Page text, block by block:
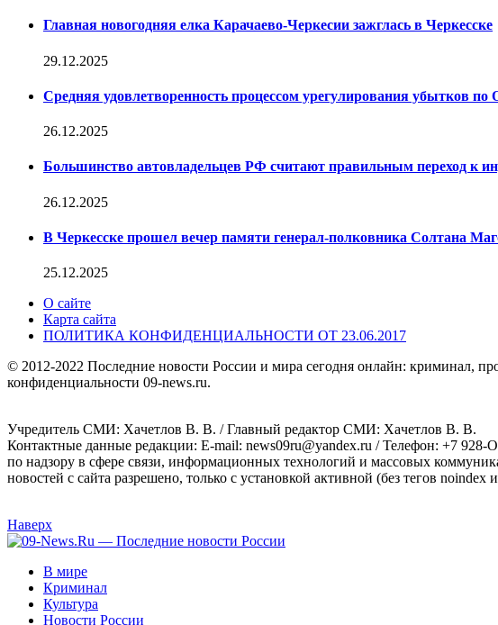
Главная новогодняя елка Карачаево-Черкесии зажглась в Черкесске
29.12.2025
Средняя удовлетворенность процессом урегулирования убытков
26.12.2025
Большинство автовладельцев РФ считают правильным переход
26.12.2025
В Черкесске прошел вечер памяти генерал-полковника Солтана
25.12.2025
О сайте
Карта сайта
ПОЛИТИКА КОНФИДЕНЦИАЛЬНОСТИ ОТ 23.06.2017
© 2012-2022 Последние новости России и мира сегодня онлайн: криминал,
конфиденциальности 09-news.ru.
Учредитель СМИ: Хaчeтлoв B. B. / Главный редактор СМИ: Хaчeтлoв B. B.
Контактные данные редакции: E-mail: news09ru@yandex.ru / Телефон: +7 928-
по надзору в сфере связи, информационных технологий и массовых
новостей с сайта разрешено, только с установкой активной (без тегов
Наверх
В мире
Криминал
Культура
Новости России